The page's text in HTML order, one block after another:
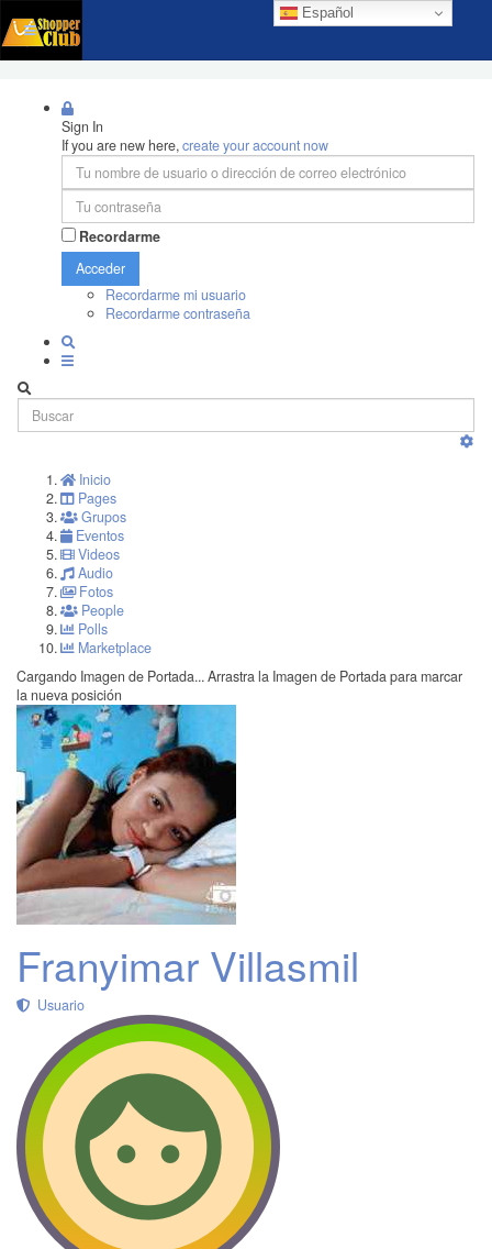
Español
Sign In
If you are new here,create your account now
Recordarme
Acceder
Recordarme mi usuario
Recordarme contraseña
Inicio
Pages
Grupos
Eventos
Videos
Audio
Fotos
People
Polls
Marketplace
Cargando Imagen de Portada... Arrastra la Imagen de Portada para marcar
la nueva posición
Franyimar Villasmil
Usuario